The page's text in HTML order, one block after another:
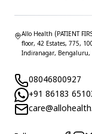
Allo Health (PATIENT
floor, 42 Estates, 775,
Indiranagar, Bengaluru,
08046800927
+91 86183